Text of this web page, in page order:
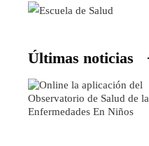
Últimas noticias